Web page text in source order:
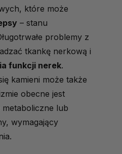
które może
– stanu
problemy z
tkankę nerkową i
funkcji nerek.
kamieni może także
obecne jest
lub
wymagający